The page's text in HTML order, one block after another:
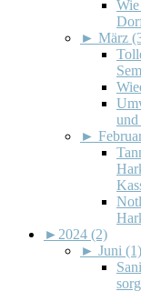
► März
und
►
► 2024 (2)
► Juni (1)